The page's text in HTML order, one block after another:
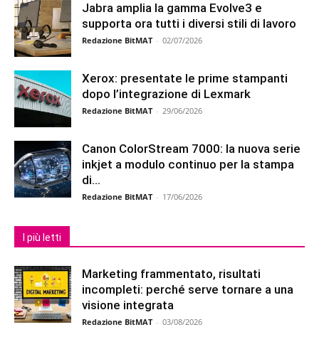
Jabra amplia la gamma Evolve3 e
supporta ora tutti i diversi stili di lavoro
Redazione BitMAT - 02/07/2026
Xerox: presentate le prime stampanti
dopo l’integrazione di Lexmark
Redazione BitMAT - 29/06/2026
Canon ColorStream 7000: la nuova serie
inkjet a modulo continuo per la stampa
di...
Redazione BitMAT - 17/06/2026
I più letti
Marketing frammentato, risultati
incompleti: perché serve tornare a una
visione integrata
Redazione BitMAT - 03/08/2026